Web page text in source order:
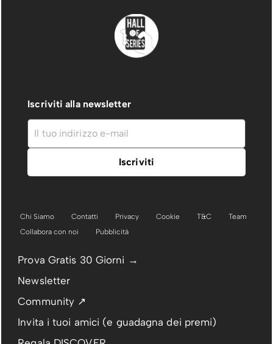
Iscriviti alla newsletter
Chi Siamo Contatti Privacy Cookie T&C
Team
Collabora con noi
Pubblicità
Prova Gratis 30 Giorni →
Newsletter
Community ↗
Invita i tuoi amici (e guadagna dei premi)